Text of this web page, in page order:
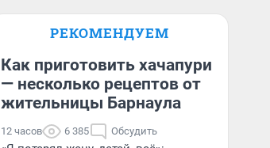
РЕКОМЕНДУЕМ
Как приготовить хачапури
— несколько рецептов от
жительницы Барнаула
12 часов 6 385 Обсудить